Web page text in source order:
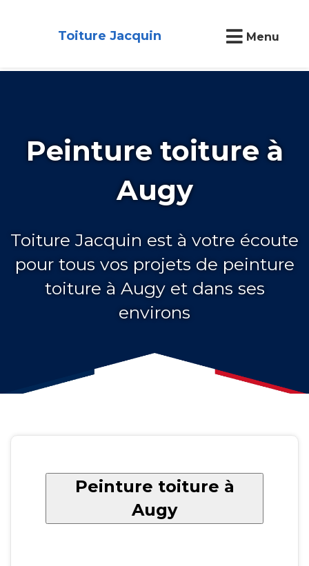
Toiture Jacquin Menu
Peinture toiture à
Augy
Toiture Jacquin est à votre écoute
pour tous vos projets de peinture
toiture à Augy et dans ses
environs
Peinture toiture à
Augy